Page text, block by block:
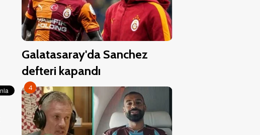
Galatasaray'da Sanchez
defteri kapandı
4